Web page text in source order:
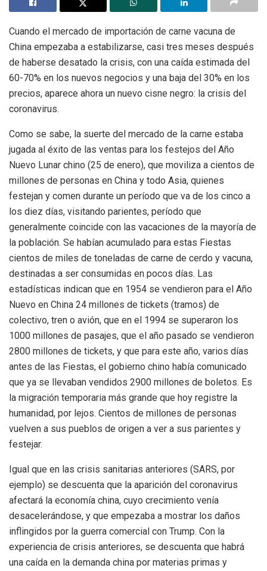
Cuando el mercado de importación de carne vacuna de
China empezaba a estabilizarse, casi tres meses después
de haberse desatado la crisis, con una caída estimada del
60-70% en los nuevos negocios y una baja del 30% en los
precios, aparece ahora un nuevo cisne negro: la crisis del
coronavirus.
Como se sabe, la suerte del mercado de la carne estaba
jugada al éxito de las ventas para los festejos del Año
Nuevo Lunar chino (25 de enero), que moviliza a cientos de
millones de personas en China y todo Asia, quienes
festejan y comen durante un período que va de los cinco a
los diez días, visitando parientes, período que
generalmente coincide con las vacaciones de la mayoría de
la población. Se habían acumulado para estas Fiestas
cientos de miles de toneladas de carne de cerdo y vacuna,
destinadas a ser consumidas en pocos días. Las
estadísticas indican que en 1954 se vendieron para el Año
Nuevo en China 24 millones de tickets (tramos) de
colectivo, tren o avión, que en el 1994 se superaron los
1000 millones de pasajes, que el año pasado se vendieron
2800 millones de tickets, y que para este año, varios días
antes de las Fiestas, el gobierno chino había comunicado
que ya se llevaban vendidos 2900 millones de boletos. Es
la migración temporaria más grande que hoy registre la
humanidad, por lejos. Cientos de millones de personas
vuelven a sus pueblos de origen a ver a sus parientes y
festejar.
Igual que en las crisis sanitarias anteriores (SARS, por
ejemplo) se descuenta que la aparición del coronavirus
afectará la economía china, cuyo crecimiento venía
desacelerándose, y que empezaba a mostrar los daños
inflingidos por la guerra comercial con Trump. Con la
experiencia de crisis anteriores, se descuenta que habrá
una caída en la demanda china por materias primas y